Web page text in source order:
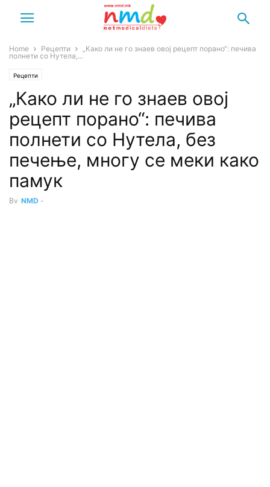
Home Рецепти
„Како ли не го знаев овој рецепт порано“: печива
полнети со Нутела,...
Рецепти
„Како ли не го знаев овој
рецепт порано“: печива
полнети со Нутела, без
печење, многу се меки како
памук
By NMD -